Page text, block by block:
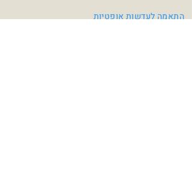
התאמה לעדשות אופטיות